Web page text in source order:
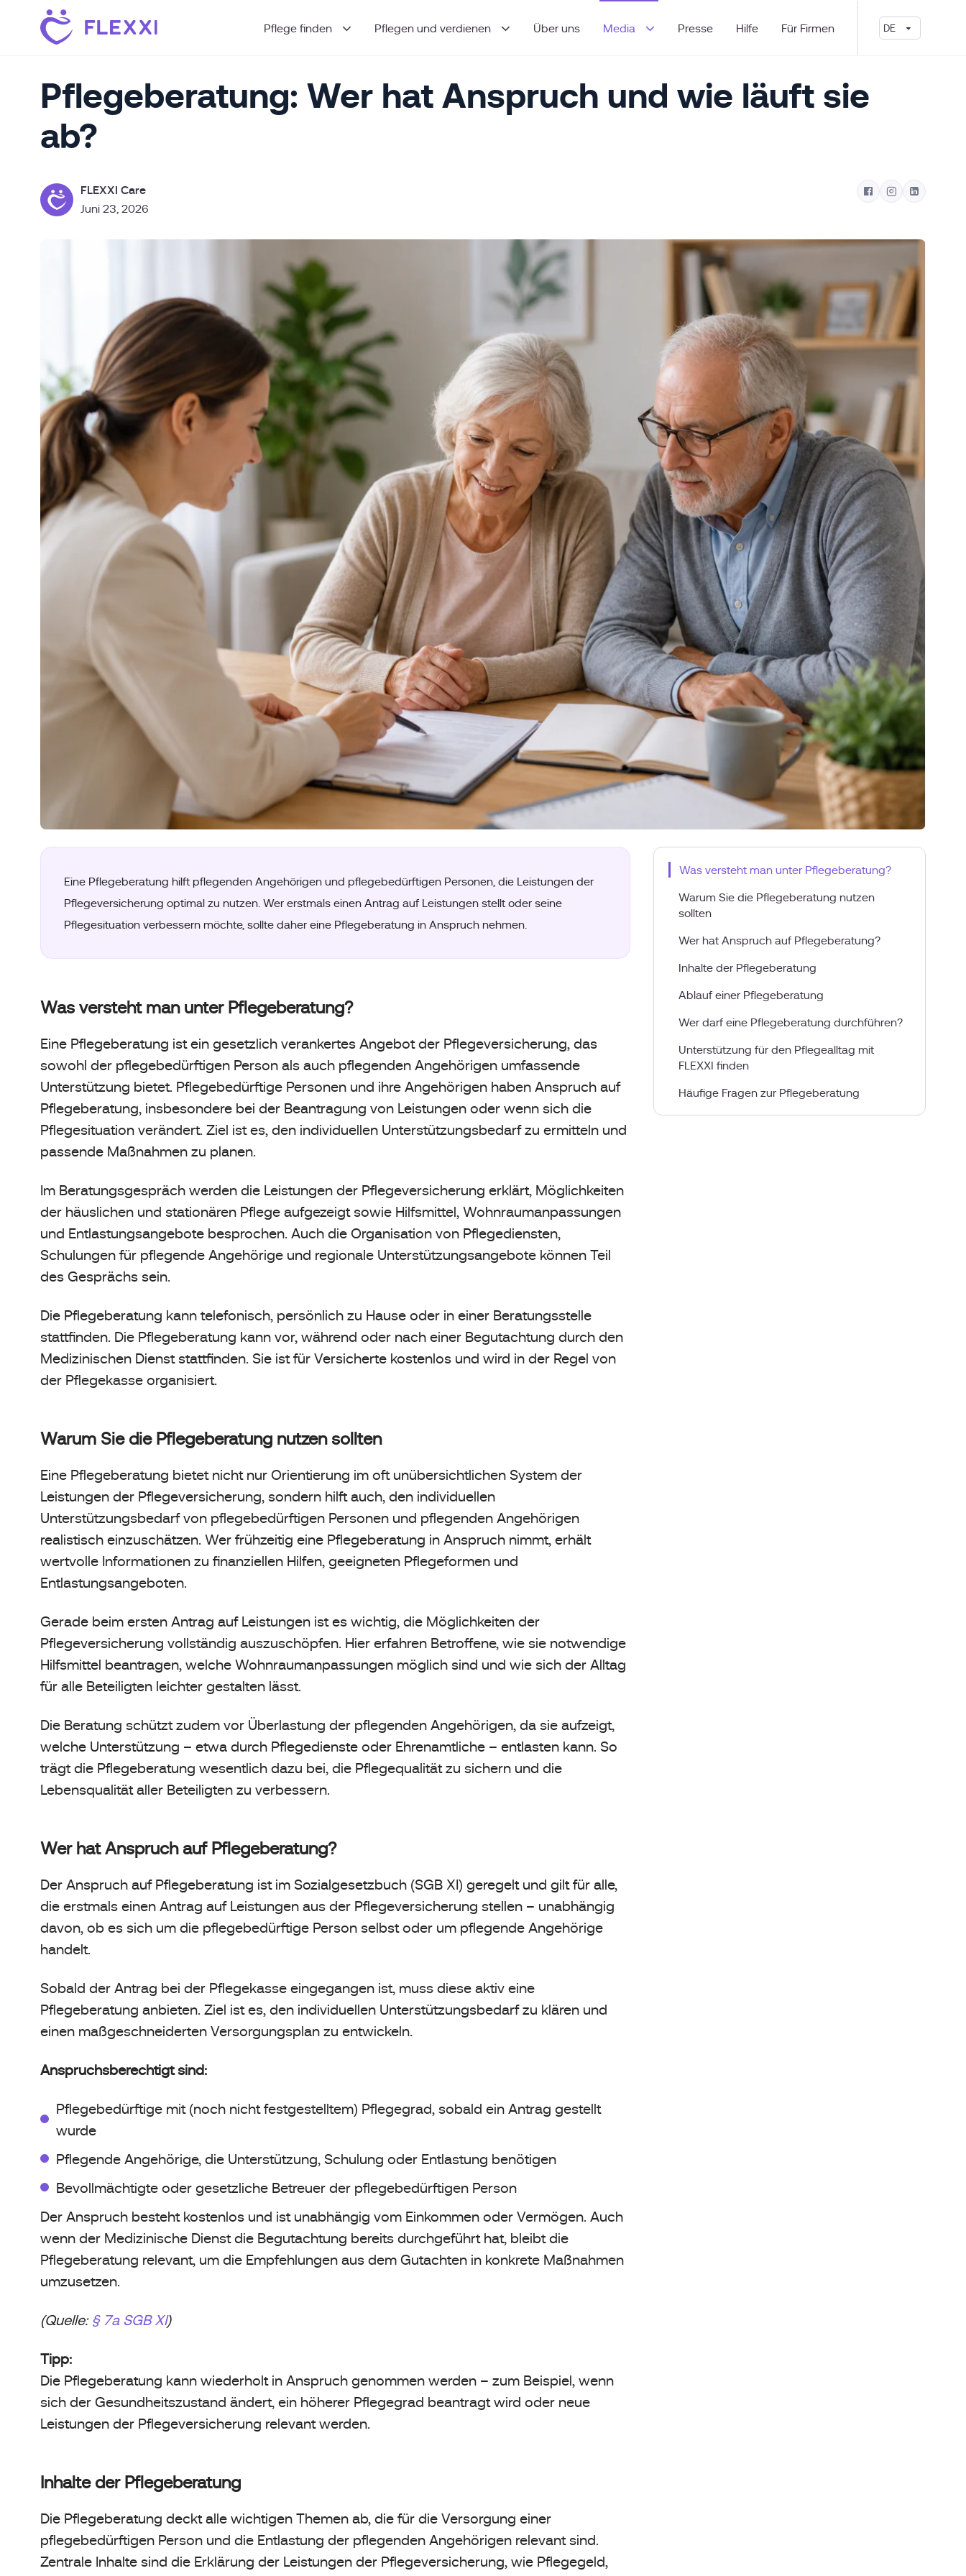
Pflege finden Pflegen und verdienen Über uns Media Presse Hilfe Für Firmen DE
Pflegeberatung: Wer hat Anspruch und wie läuft sie
ab?
FLEXXI Care
Juni 23, 2026
Eine Pflegeberatung hilft pflegenden Angehörigen und pflegebedürftigen Personen, die Leistungen der
Pflegeversicherung optimal zu nutzen. Wer erstmals einen Antrag auf Leistungen stellt oder seine
Pflegesituation verbessern möchte, sollte daher eine Pflegeberatung in Anspruch nehmen.
Was versteht man unter Pflegeberatung?
Eine Pflegeberatung ist ein gesetzlich verankertes Angebot der Pflegeversicherung, das
sowohl der pflegebedürftigen Person als auch pflegenden Angehörigen umfassende
Unterstützung bietet. Pflegebedürftige Personen und ihre Angehörigen haben Anspruch auf
Pflegeberatung, insbesondere bei der Beantragung von Leistungen oder wenn sich die
Pflegesituation verändert. Ziel ist es, den individuellen Unterstützungsbedarf zu ermitteln und
passende Maßnahmen zu planen.
Im Beratungsgespräch werden die Leistungen der Pflegeversicherung erklärt, Möglichkeiten
der häuslichen und stationären Pflege aufgezeigt sowie Hilfsmittel, Wohnraumanpassungen
und Entlastungsangebote besprochen. Auch die Organisation von Pflegediensten,
Schulungen für pflegende Angehörige und regionale Unterstützungsangebote können Teil
des Gesprächs sein.
Die Pflegeberatung kann telefonisch, persönlich zu Hause oder in einer Beratungsstelle
stattfinden. Die Pflegeberatung kann vor, während oder nach einer Begutachtung durch den
Medizinischen Dienst stattfinden. Sie ist für Versicherte kostenlos und wird in der Regel von
der Pflegekasse organisiert.
Warum Sie die Pflegeberatung nutzen sollten
Eine Pflegeberatung bietet nicht nur Orientierung im oft unübersichtlichen System der
Leistungen der Pflegeversicherung, sondern hilft auch, den individuellen
Unterstützungsbedarf von pflegebedürftigen Personen und pflegenden Angehörigen
realistisch einzuschätzen. Wer frühzeitig eine Pflegeberatung in Anspruch nimmt, erhält
wertvolle Informationen zu finanziellen Hilfen, geeigneten Pflegeformen und
Entlastungsangeboten.
Gerade beim ersten Antrag auf Leistungen ist es wichtig, die Möglichkeiten der
Pflegeversicherung vollständig auszuschöpfen. Hier erfahren Betroffene, wie sie notwendige
Hilfsmittel beantragen, welche Wohnraumanpassungen möglich sind und wie sich der Alltag
für alle Beteiligten leichter gestalten lässt.
Die Beratung schützt zudem vor Überlastung der pflegenden Angehörigen, da sie aufzeigt,
welche Unterstützung – etwa durch Pflegedienste oder Ehrenamtliche – entlasten kann. So
trägt die Pflegeberatung wesentlich dazu bei, die Pflegequalität zu sichern und die
Lebensqualität aller Beteiligten zu verbessern.
Wer hat Anspruch auf Pflegeberatung?
Der Anspruch auf Pflegeberatung ist im Sozialgesetzbuch (SGB XI) geregelt und gilt für alle,
die erstmals einen Antrag auf Leistungen aus der Pflegeversicherung stellen – unabhängig
davon, ob es sich um die pflegebedürftige Person selbst oder um pflegende Angehörige
handelt.
Sobald der Antrag bei der Pflegekasse eingegangen ist, muss diese aktiv eine
Pflegeberatung anbieten. Ziel ist es, den individuellen Unterstützungsbedarf zu klären und
einen maßgeschneiderten Versorgungsplan zu entwickeln.
Anspruchsberechtigt sind:
Pflegebedürftige mit (noch nicht festgestelltem) Pflegegrad, sobald ein Antrag gestellt
wurde
Pflegende Angehörige, die Unterstützung, Schulung oder Entlastung benötigen
Bevollmächtigte oder gesetzliche Betreuer der pflegebedürftigen Person
Der Anspruch besteht kostenlos und ist unabhängig vom Einkommen oder Vermögen. Auch
wenn der Medizinische Dienst die Begutachtung bereits durchgeführt hat, bleibt die
Pflegeberatung relevant, um die Empfehlungen aus dem Gutachten in konkrete Maßnahmen
umzusetzen.
(Quelle: § 7a SGB XI)
Tipp:
Die Pflegeberatung kann wiederholt in Anspruch genommen werden – zum Beispiel, wenn
sich der Gesundheitszustand ändert, ein höherer Pflegegrad beantragt wird oder neue
Leistungen der Pflegeversicherung relevant werden.
Inhalte der Pflegeberatung
Die Pflegeberatung deckt alle wichtigen Themen ab, die für die Versorgung einer
pflegebedürftigen Person und die Entlastung der pflegenden Angehörigen relevant sind.
Zentrale Inhalte sind die Erklärung der Leistungen der Pflegeversicherung, wie Pflegegeld,
Was versteht man unter Pflegeberatung?
Warum Sie die Pflegeberatung nutzen
sollten
Wer hat Anspruch auf Pflegeberatung?
Inhalte der Pflegeberatung
Ablauf einer Pflegeberatung
Wer darf eine Pflegeberatung durchführen?
Unterstützung für den Pflegealltag mit
FLEXXI finden
Häufige Fragen zur Pflegeberatung